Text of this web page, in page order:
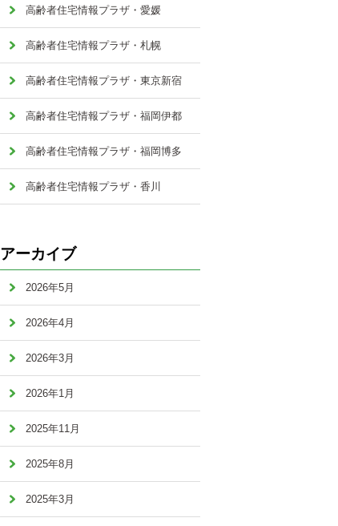
高齢者住宅情報プラザ・愛媛
高齢者住宅情報プラザ・札幌
高齢者住宅情報プラザ・東京新宿
高齢者住宅情報プラザ・福岡伊都
高齢者住宅情報プラザ・福岡博多
高齢者住宅情報プラザ・香川
アーカイブ
2026年5月
2026年4月
2026年3月
2026年1月
2025年11月
2025年8月
2025年3月